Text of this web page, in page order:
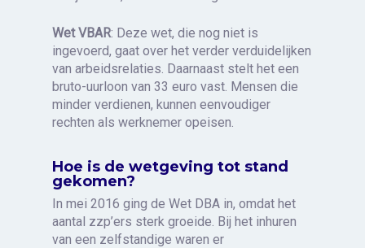
Wet VBAR: Deze wet, die nog niet is
ingevoerd, gaat over het verder verduidelijken
van arbeidsrelaties. Daarnaast stelt het een
bruto-uurloon van 33 euro vast. Mensen die
minder verdienen, kunnen eenvoudiger
rechten als werknemer opeisen.
Hoe is de wetgeving tot stand
gekomen?
In mei 2016 ging de Wet DBA in, omdat het
aantal zzp’ers sterk groeide. Bij het inhuren
van een zelfstandige waren er